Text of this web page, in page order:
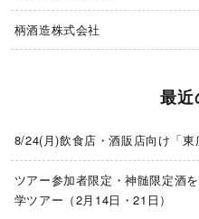
柄酒造株式会社
最近
8/24(月)飲食店・酒販店向け「東
ツアー参加者限定・神髄限定酒
学ツアー（2月14日・21日）